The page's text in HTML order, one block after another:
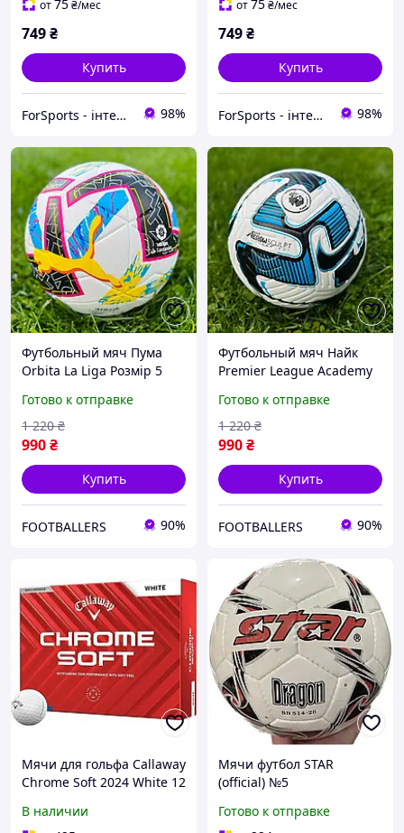
Размер 5 UKRAINE VB-
от75₴/мес
749₴
Купить
ForSports - інтернет-магазин спортивних товарів 98%
ZELART UKRAINE VB-7600
от75₴/мес
749₴
Купить
ForSports - інтернет-магазин спортивних товарів 98%
Футбольный мяч Пума
Orbita La Liga Розмір 5
Готово к отправке
990₴
1 220 ₴
Купить
FOOTBALLERS 90%
Футбольный мяч Найк
Premier League Academy
Готово к отправке
990₴
1 220 ₴
Купить
FOOTBALLERS 90%
Мячи для гольфа Callaway
Chrome Soft 2024 White 12
В наличии
Мячи футбол STAR
(official) №5
Готово к отправке